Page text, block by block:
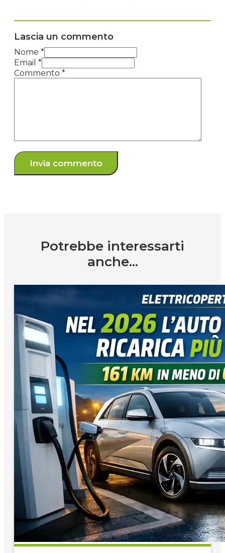
Lascia un commento
Nome *
Email *
Commento *
Potrebbe interessarti
anche...